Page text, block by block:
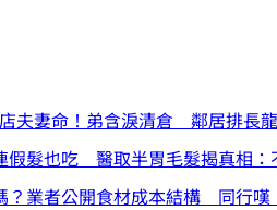
夫妻命！弟含淚清倉 鄰居排長
假髮也吃 醫取半胃毛髮揭真相：
？業者公開食材成本結構 同行嘆